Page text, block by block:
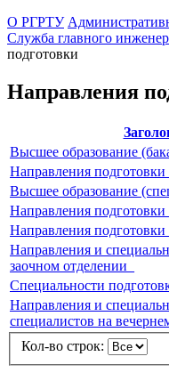
О РГРТУ
Служба главного
подготовки
Направления
Высшее образование
Направления подготовки
Высшее образование
Направления подготовки
Направления подготовки
Направления и
заочном отделении_
Специальности
Направления и
специалистов на
Кол-во строк: